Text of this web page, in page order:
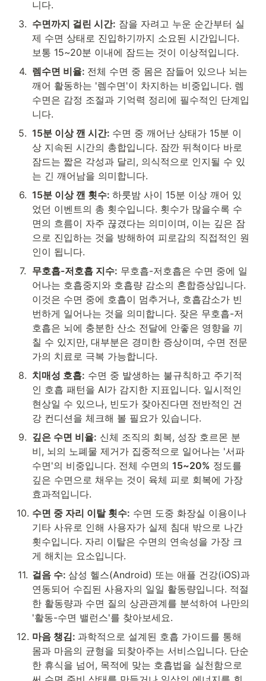
니다.
3. 수면까지 걸린 시간: 잠을 자려고 누운 순간부터 실
제 수면 상태로 진입하기까지 소요된 시간입니다.
보통 15~20분 이내에 잠드는 것이 이상적입니다.
4. 렘수면 비율: 전체 수면 중 몸은 잠들어 있으나 뇌는
깨어 활동하는 '렘수면'이 차지하는 비중입니다. 렘
수면은 감정 조절과 기억력 정리에 필수적인 단계입
니다.
5. 15분 이상 깬 시간: 수면 중 깨어난 상태가 15분 이
상 지속된 시간의 총합입니다. 잠깐 뒤척이다 바로
잠드는 짧은 각성과 달리, 의식적으로 인지될 수 있
는 긴 깨어남을 의미합니다.
6. 15분 이상 깬 횟수: 하룻밤 사이 15분 이상 깨어 있
었던 이벤트의 총 횟수입니다. 횟수가 많을수록 수
면의 흐름이 자주 끊겼다는 의미이며, 이는 깊은 잠
으로 진입하는 것을 방해하여 피로감의 직접적인 원
인이 됩니다.
7. 무호흡-저호흡 지수: 무호흡-저호흡은 수면 중에 일
어나는 호흡중지와 호흡량 감소의 혼합증상입니다.
이것은 수면 중에 호흡이 멈추거나, 호흡감소가 빈
번하게 일어나는 것을 의미합니다. 잦은 무호흡-저
호흡은 뇌에 충분한 산소 전달에 안좋은 영향을 끼
칠 수 있지만, 대부분은 경미한 증상이며, 수면 전문
가의 치료로 극복 가능합니다.
8. 치매성 호흡: 수면 중 발생하는 불규칙하고 주기적
인 호흡 패턴을 AI가 감지한 지표입니다. 일시적인
현상일 수 있으나, 빈도가 잦아진다면 전반적인 건
강 컨디션을 체크해 볼 필요가 있습니다.
9. 깊은 수면 비율: 신체 조직의 회복, 성장 호르몬 분
비, 뇌의 노폐물 제거가 집중적으로 일어나는 '서파
수면'의 비중입니다. 전체 수면의 15~20% 정도를
깊은 수면으로 채우는 것이 육체 피로 회복에 가장
효과적입니다.
10. 수면 중 자리 이탈 횟수: 수면 도중 화장실 이용이나
기타 사유로 인해 사용자가 실제 침대 밖으로 나간
횟수입니다. 자리 이탈은 수면의 연속성을 가장 크
게 해치는 요소입니다.
11. 걸음 수: 삼성 헬스(Android) 또는 애플 건강(iOS)과
연동되어 수집된 사용자의 일일 활동량입니다. 적절
한 활동량과 수면 질의 상관관계를 분석하여 나만의
'활동-수면 밸런스'를 찾아보세요.
12. 마음 챙김: 과학적으로 설계된 호흡 가이드를 통해
몸과 마음의 균형을 되찾아주는 서비스입니다. 단순
한 휴식을 넘어, 목적에 맞는 호흡법을 실천함으로